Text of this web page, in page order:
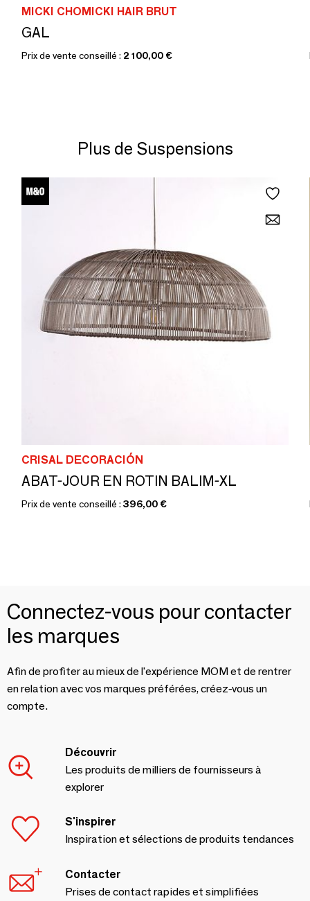
MICKI CHOMICKI HAIR BRUT
GAL
Prix de vente conseillé : 2 100,00 €
Plus de Suspensions
CRISAL DECORACIÓN
ABAT-JOUR EN ROTIN BALIM-XL
Prix de vente conseillé : 396,00 €
Connectez-vous pour contacter
les marques
Afin de profiter au mieux de l'expérience MOM et de rentrer
en relation avec vos marques préférées, créez-vous un
compte.
Découvrir
Les produits de milliers de fournisseurs à
explorer
S'inspirer
Inspiration et sélections de produits tendances
Contacter
Prises de contact rapides et simplifiées